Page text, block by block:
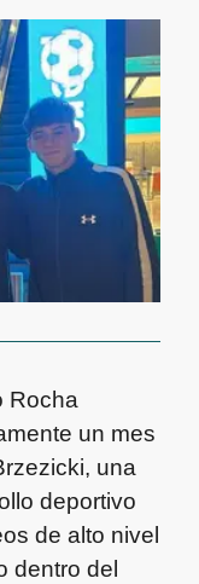
Rocha
un mes
una
deportivo
de alto nivel
dentro del